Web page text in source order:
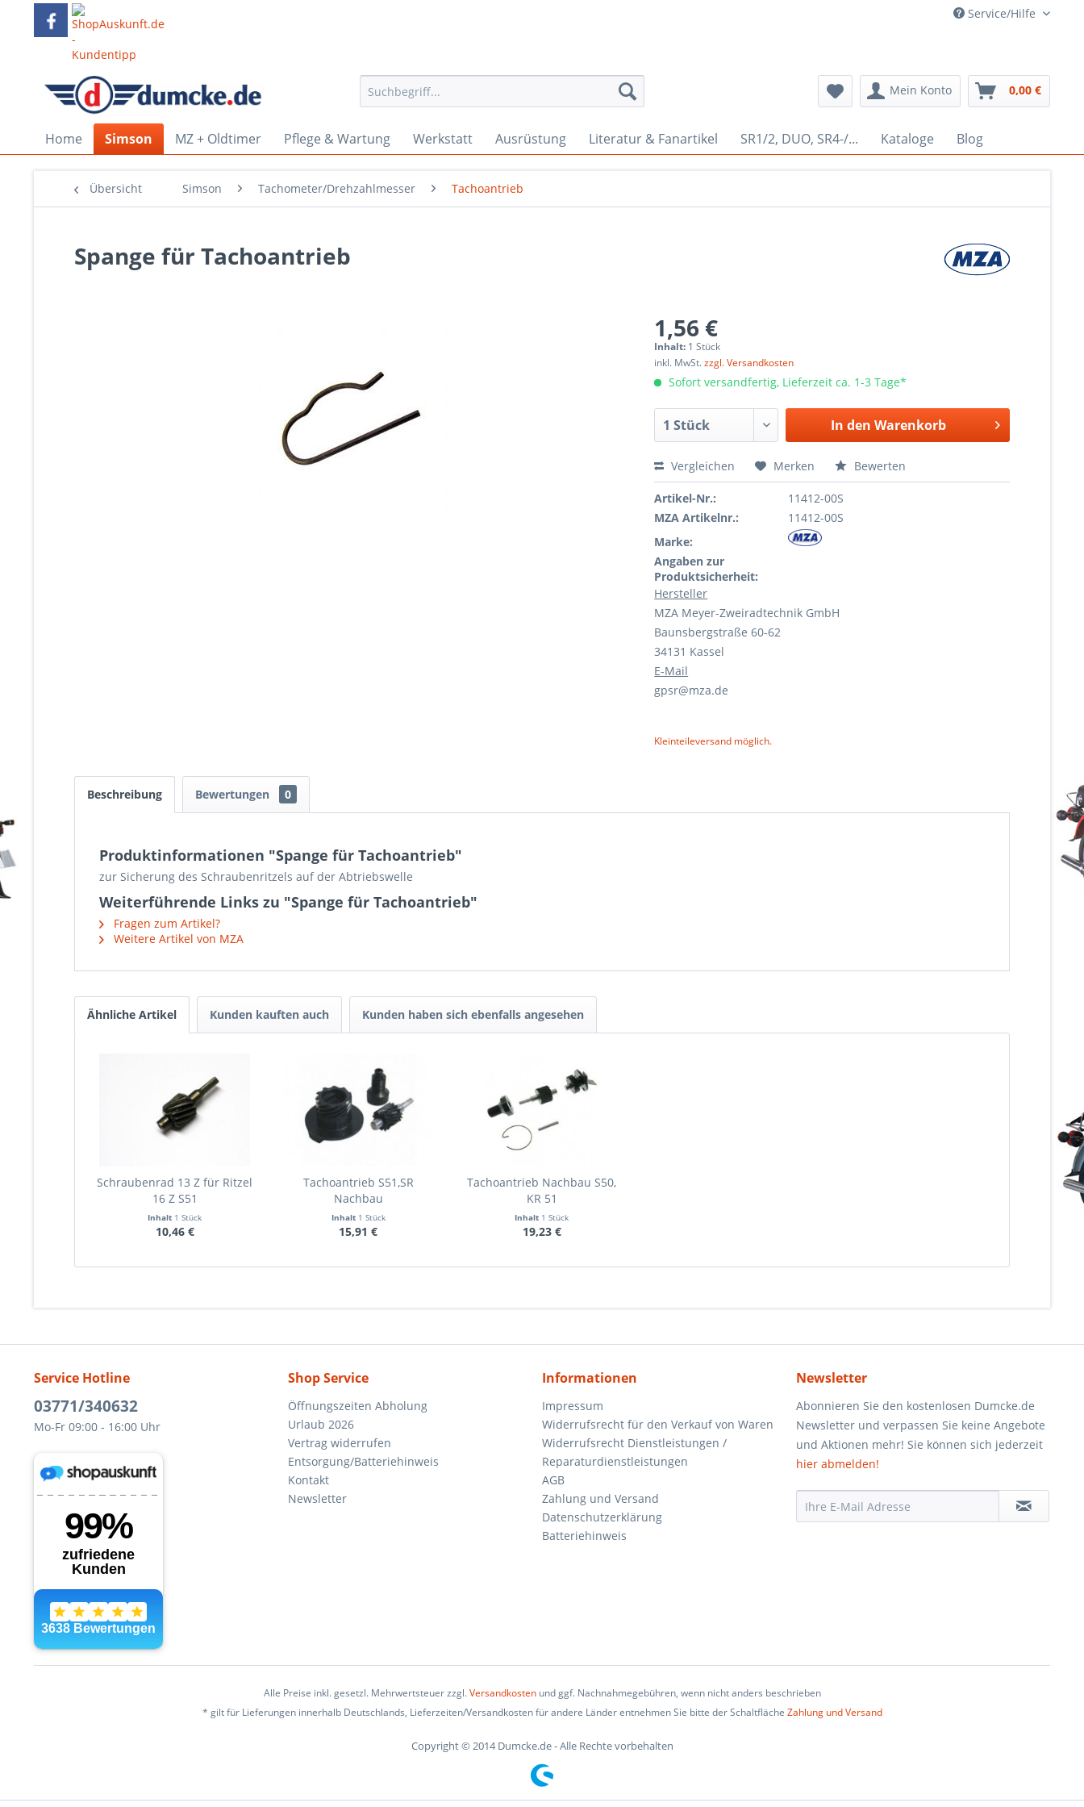
Service/Hilfe
Mein Konto 0,00 €
Home Simson MZ + Oldtimer Pflege & Wartung Werkstatt Ausrüstung Literatur & Fanartikel SR1/2, DUO, SR4-/... Kataloge Blog
Übersicht Simson Tachometer/Drehzahlmesser Tachoantrieb
Spange für Tachoantrieb
1,56 €
Inhalt: 1 Stück
inkl. MwSt.zzgl. Versandkosten
Sofort versandfertig, Lieferzeit ca. 1-3 Tage*
In den Warenkorb
Vergleichen Merken Bewerten
Artikel-Nr.:
11412-00S
MZA Artikelnr.:
11412-00S
Marke:
Angaben zur
Produktsicherheit:
Hersteller
MZA Meyer-Zweiradtechnik GmbH
Baunsbergstraße 60-62
34131 Kassel
E-Mail
gpsr@mza.de
Kleinteileversand möglich.
Beschreibung Bewertungen 0
Produktinformationen "Spange für Tachoantrieb"
zur Sicherung des Schraubenritzels auf der Abtriebswelle
Weiterführende Links zu "Spange für Tachoantrieb"
Fragen zum Artikel?
Weitere Artikel von MZA
Ähnliche Artikel Kunden kauften auch Kunden haben sich ebenfalls angesehen
Schraubenrad 13 Z für Ritzel
16 Z S51
Inhalt 1 Stück
10,46 €
Tachoantrieb S51,SR
Nachbau
Inhalt 1 Stück
15,91 €
Tachoantrieb Nachbau S50,
KR 51
Inhalt 1 Stück
19,23 €
Service Hotline
03771/340632
Mo-Fr 09:00 - 16:00 Uhr
Shop Service
Öffnungszeiten Abholung
Urlaub 2026
Vertrag widerrufen
Entsorgung/Batteriehinweis
Kontakt
Newsletter
Informationen
Impressum
Widerrufsrecht für den Verkauf von Waren
Widerrufsrecht Dienstleistungen /
Reparaturdienstleistungen
AGB
Zahlung und Versand
Datenschutzerklärung
Batteriehinweis
Newsletter
Abonnieren Sie den kostenlosen Dumcke.de
Newsletter und verpassen Sie keine Angebote
und Aktionen mehr! Sie können sich jederzeit
hier abmelden!
Alle Preise inkl. gesetzl. Mehrwertsteuer zzgl.Versandkostenund ggf. Nachnahmegebühren, wenn nicht anders beschrieben
* gilt für Lieferungen innerhalb Deutschlands, Lieferzeiten/Versandkosten für andere Länder entnehmen Sie bitte der Schaltfläche Zahlung und Versand
Copyright © 2014 Dumcke.de - Alle Rechte vorbehalten